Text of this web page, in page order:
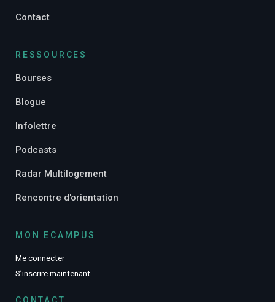
Contact
RESSOURCES
Bourses
Blogue
Infolettre
Podcasts
Radar Multilogement
Rencontre d'orientation
MON ECAMPUS
Me connecter
S’inscrire maintenant